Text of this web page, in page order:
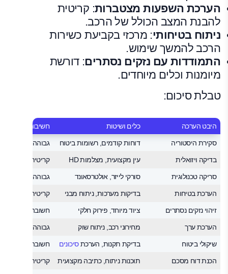
הערכת השפעות מצטברות: קריטית
להבנת המצב הכולל של הרכב.
ניתוח בטיחותי: מרכזי בקביעת כשירות
הרכב להמשך שימוש.
התמודדות עם נזקים נסתרים: דורשת
מיומנות וכלים מיוחדים.
טבלת סיכום:
היבט הערכה כלים ושיטות חשיבות
סקירת היסטוריה דוחות קודמים, רשומות ביטוח גבוהה מאוד
בדיקה ויזואלית עין מקצועית, מצלמות HD קריטית
סריקה טכנולוגית סורקי לייזר, אולטרסאונד גבוהה
הערכת בטיחות בדיקות מערכות, ניתוח מבני קריטית
זיהוי נזקים נסתרים ציוד מיוחד, פירוק חלקי חשובה מאוד
הערכת ערך מחירוני רכב, ניתוח שוק גבוהה
שיקולי ביטוח בדיקת תקנות, הערכתסיכונים חשובה
הכנת דוח מסכם תוכנות ניתוח, כתיבה מקצועית קריטית